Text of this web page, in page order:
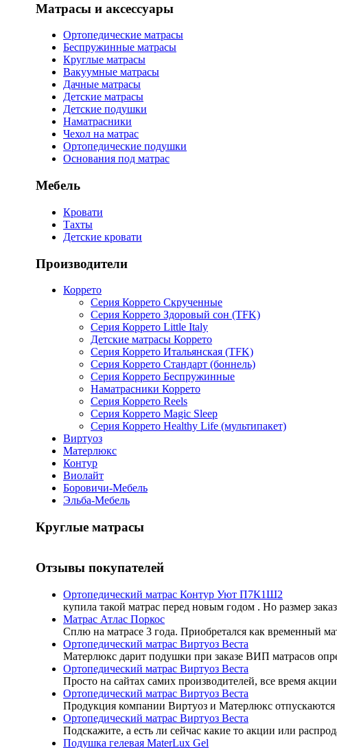
Матрасы и аксессуары
Ортопедические матрасы
Беспружинные матрасы
Круглые матрасы
Вакуумные матрасы
Дачные матрасы
Детские матрасы
Детские подушки
Наматрасники
Чехол на матрас
Ортопедические подушки
Основания под матрас
Мебель
Кровати
Тахты
Детские кровати
Производители
Коррето
Серия Коррето Скрученные
Серия Коррето Здоровый сон (TFK)
Серия Коррето Little Italy
Детские матрасы Коррето
Серия Коррето Итальянская (TFK)
Серия Коррето Стандарт (боннель)
Серия Коррето Беспружинные
Наматрасники Коррето
Серия Коррето Reels
Серия Коррето Magic Sleep
Серия Коррето Healthy Life (мультипакет)
Виртуоз
Матерлюкс
Контур
Виолайт
Боровичи-Мебель
Эльба-Мебель
Круглые матрасы
Отзывы покупателей
Ортопедический матрас Контур Уют П7К1Ш2
купила такой матрас перед новым годом . Но размер
Матрас Атлас Поркос
Сплю на матрасе 3 года. Приобретался как временный
Ортопедический матрас Виртуоз Веста
Матерлюкс дарит подушки при заказе ВИП матрасов
Ортопедический матрас Виртуоз Веста
Просто на сайтах самих производителей, все время
Ортопедический матрас Виртуоз Веста
Продукция компании Виртуоз и Матерлюкс
Ортопедический матрас Виртуоз Веста
Подскажите, а есть ли сейчас какие то акции или
Подушка гелевая MaterLux Gel